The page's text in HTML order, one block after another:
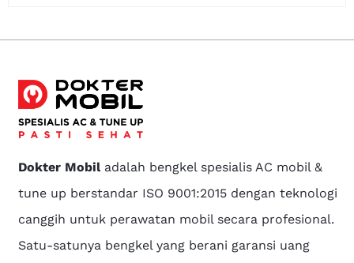
Dokter Mobiladalah bengkel spesialis AC mobil &
tune up berstandar ISO 9001:2015 dengan teknologi
canggih untuk perawatan mobil secara profesional.
Satu-satunya bengkel yang berani garansi uang